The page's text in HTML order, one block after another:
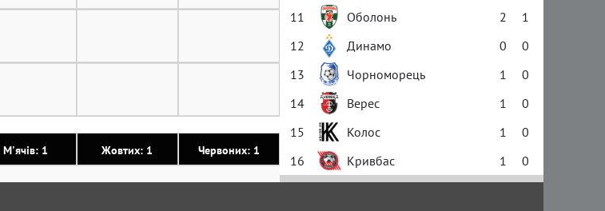
М'ячів: 1 Жовтих: 1 Червоних: 1
11
Оболонь 2
1
12
Динамо 0
0
13
Чорноморець 1
0
14
Верес 1
0
15
Колос 1
0
16
Кривбас 1 0